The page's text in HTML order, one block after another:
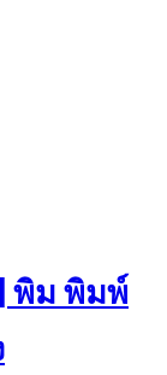
พิม พิมพ์